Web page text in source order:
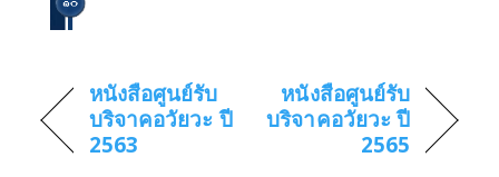
หนังสือศูนย์รับ
บริจาคอวัยวะ ปี
2563
หนังสือศูนย์รับ
บริจาคอวัยวะ ปี
2565